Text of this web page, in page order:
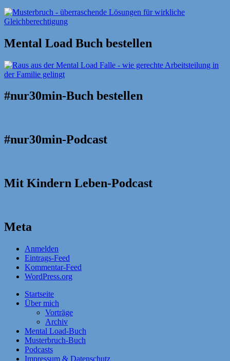
Mental Load Buch bestellen
#nur30min-Buch bestellen
#nur30min-Podcast
Mit Kindern Leben-Podcast
Meta
Anmelden
Eintrags-Feed
Kommentar-Feed
WordPress.org
Startseite
Über mich
Vorträge
Archiv
Mental Load-Buch
Musterbruch-Buch
Podcasts
Impressum & Datenschutz